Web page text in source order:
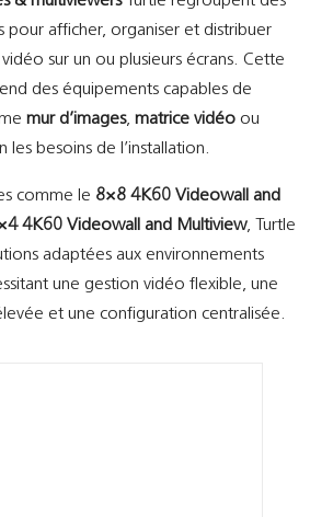
pour afficher, organiser et distribuer
sur un ou plusieurs écrans. Cette
des équipements capables de
mur d’images, matrice vidéo ou
les besoins de l’installation.
comme le 8×8 4K60 Videowall and
4K60 Videowall and Multiview, Turtle
adaptées aux environnements
une gestion vidéo flexible, une
et une configuration centralisée.